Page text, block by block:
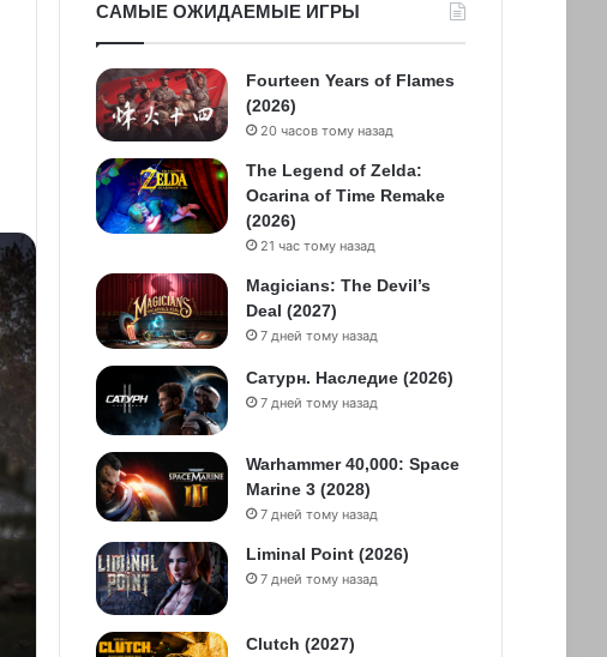
САМЫЕ ОЖИДАЕМЫЕ ИГРЫ
Fourteen Years of Flames
(2026)
20 часов тому назад
The Legend of Zelda:
Ocarina of Time Remake
(2026)
21 час тому назад
Magicians: The Devil’s
Deal (2027)
7 дней тому назад
Сатурн. Наследие (2026)
7 дней тому назад
Warhammer 40,000: Space
Marine 3 (2028)
7 дней тому назад
Liminal Point (2026)
7 дней тому назад
Clutch (2027)